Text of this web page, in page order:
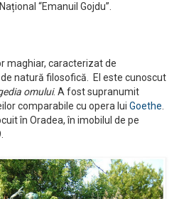
“Emanuil Gojdu”.
maghiar, caracterizat de
natură filosofică. El este cunoscut
omului. A fost supranumit
comparabile cu opera lui Goethe.
în Oradea, în imobilul de pe